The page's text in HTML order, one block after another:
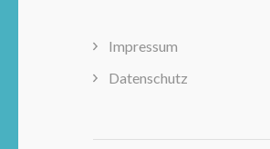
Impressum
Datenschutz